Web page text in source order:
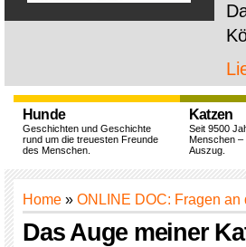
Hunde
Geschichten und Geschichte
rund um die treuesten Freunde
des Menschen.
Katzen
Seit 9500
Menschen –
Auszug.
Home » ONLINE DOC: Fragen an
Das Auge meiner